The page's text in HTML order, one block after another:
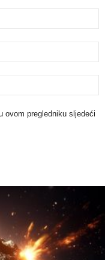
ovom pregledniku sljedeći